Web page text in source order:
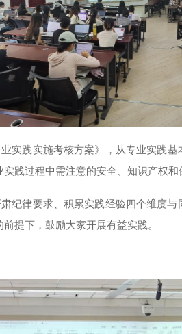
实践实施考核方案》， 从专业实践基
实践过程中需注意的安全、知识产权和
肃纪律要求、积累实践经验四个维度
提下，鼓励大家开展有益实践。